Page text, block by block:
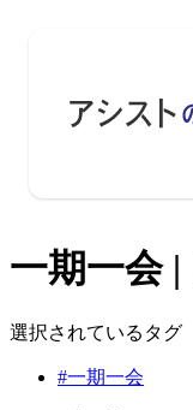
一期一会
選択されているタグ
#一期一会